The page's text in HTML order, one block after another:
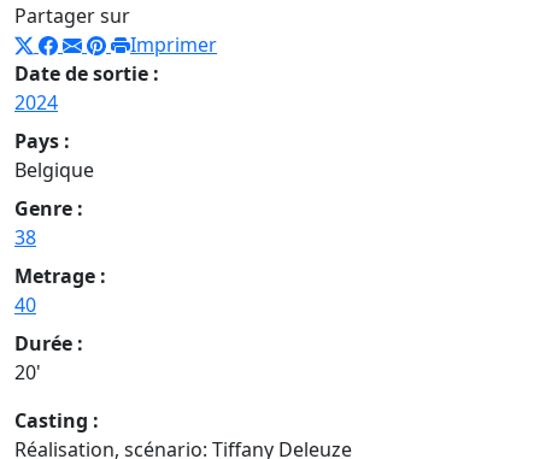
Partager sur
Imprimer
Date de sortie :
2024
Pays :
Belgique
Genre :
38
Metrage :
40
Durée :
20'
Casting :
Réalisation, scénario: Tiffany Deleuze